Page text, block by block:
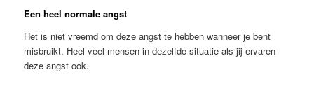
Een heel normale angst
Het is niet vreemd om deze angst te hebben wanneer je bent
misbruikt. Heel veel mensen in dezelfde situatie als jij ervaren
deze angst ook.